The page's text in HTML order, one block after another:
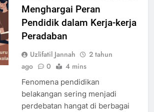
Menghargai Peran
Pendidik dalam Kerja-kerja
Peradaban
Uzlifatil Jannah
2 tahun
ago
0 4 mins
Fenomena pendidikan
belakangan sering menjadi
perdebatan hangat di berbagai